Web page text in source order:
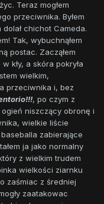
Teraz mogłem
przeciwnika. Byłem
chichot Cameda.
Tak, wybuchnąłem
postac. Zacząłem
kły, a skóra pokryła
wielkim,
przeciwnika i, bez
, po czym z
ogień niszczący obronę i
wielkie liście
zabierające
ja jako normalny
z wielkim trudem
wielkości ziarnku
zaśmiac z średniej
zaatakowac